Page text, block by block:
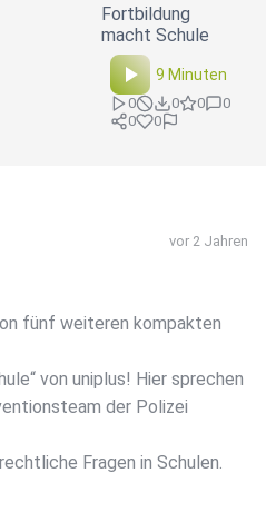
Fortbildung
macht Schule
9 Minuten
0 0 0
0
0
0
vor 2 Jahren
fünf weiteren kompakten
von uniplus! Hier sprechen
der Polizei
Fragen in Schulen.